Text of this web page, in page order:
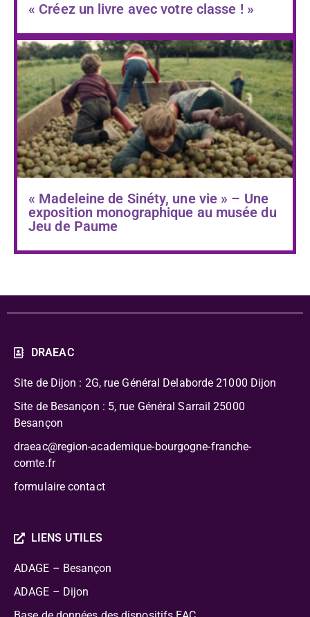
« Créez un livre avec votre classe ! »
« Madeleine de Sinéty, une vie » – Une
exposition monographique au musée du
Jeu de Paume
DRAEAC
Site de Dijon : 2G, rue Général Delaborde 21000 Dijon
Site de Besançon : 5, rue Général Sarrail 25000
Besançon
draeac@region-academique-bourgogne-franche-
comte.fr
formulaire contact
LIENS UTILES
ADAGE – Besançon
ADAGE – Dijon